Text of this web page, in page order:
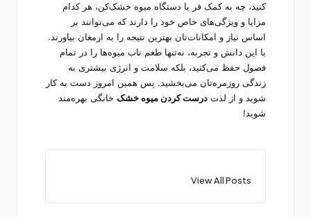
کنید، چه به کمک فر یا دستگاه میوه خشک‌کن، هر کدام
مزایا و ویژگی‌های خاص خود را دارند که می‌توانند بر
اساس نیاز و امکانات‌تان بهترین نتیجه را به ارمغان بیاورند.
با این دانش و تجربه، نه‌تنها طعم ناب میوه‌ها را در تمام
فصول حفظ می‌کنید، بلکه سلامت و انرژی بیشتری به
زندگی روزمره‌تان می‌بخشید. پس همین امروز دست به کار
شوید و از لذت درست کردن میوه خشک خانگی بهره‌مند
شوید!
View All Posts